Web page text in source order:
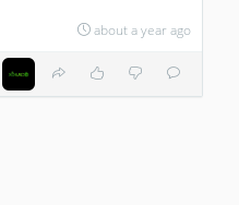
about a year ago